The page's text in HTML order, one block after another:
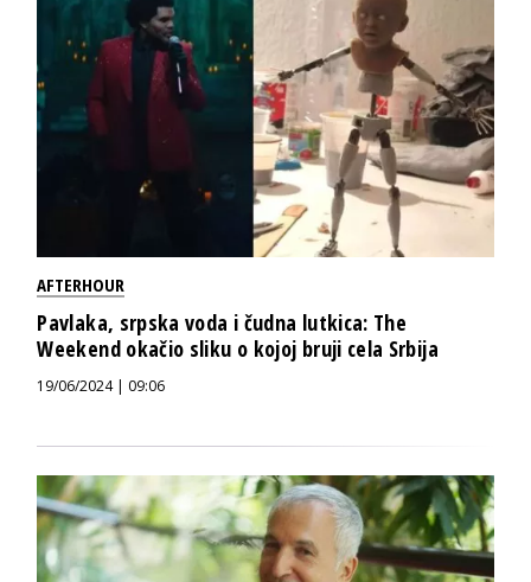
AFTERHOUR
Pavlaka, srpska voda i čudna lutkica: The
Weekend okačio sliku o kojoj bruji cela Srbija
19/06/2024 | 09:06